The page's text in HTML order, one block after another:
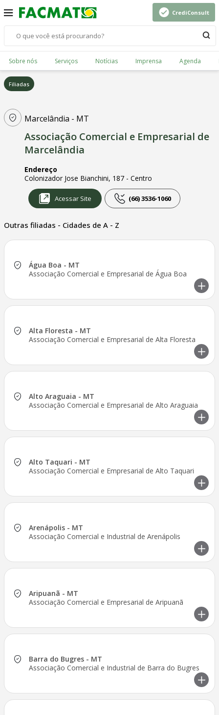
CrediConsult
Sobre nós Serviços Notícias Imprensa Agenda
Filiadas
Marcelândia - MT
Associação Comercial e Empresarial de
Marcelândia
Endereço
Colonizador Jose Bianchini, 187 - Centro
Acessar Site (66) 3536-1060
Outras filiadas - Cidades de A - Z
Água Boa - MT
Associação Comercial e Empresarial de Água Boa
Alta Floresta - MT
Associação Comercial e Empresarial de Alta Floresta
Alto Araguaia - MT
Associação Comercial e Empresarial de Alto Araguaia
Alto Taquari - MT
Associação Comercial e Empresarial de Alto Taquari
Arenápolis - MT
Associação Comercial e Industrial de Arenápolis
Aripuanã - MT
Associação Comercial e Empresarial de Aripuanã
Barra do Bugres - MT
Associação Comercial e Industrial de Barra do Bugres